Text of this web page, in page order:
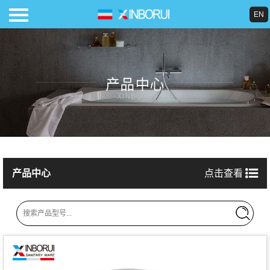
首页
关于我们
案例展示
合作品牌
新闻中心
EN
产品中心 点击查看